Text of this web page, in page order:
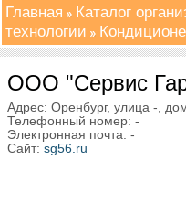
Главная
Каталог
технологии
ООО "Сервис
Адрес: Оренбург, улица -,
Телефонный номер: -
Электронная почта: -
Сайт: sg56.ru